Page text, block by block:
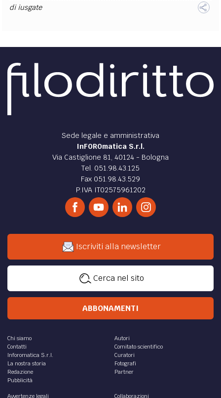
diiusgate
Sede legale e amministrativa
InFOROmatica S.r.l.
Via Castiglione 81, 40124 - Bologna
Tel. 051.98.43.125
Fax 051.98.43.529
P.IVA IT02575961202
Iscriviti alla newsletter
Cerca nel sito
ABBONAMENTI
Chi siamo
Contatti
Inforomatica S.r.l.
La nostra storia
Redazione
Pubblicità
Autori
Comitato scientifico
Curatori
Fotografi
Partner
Avvertenze legali Collaborazioni